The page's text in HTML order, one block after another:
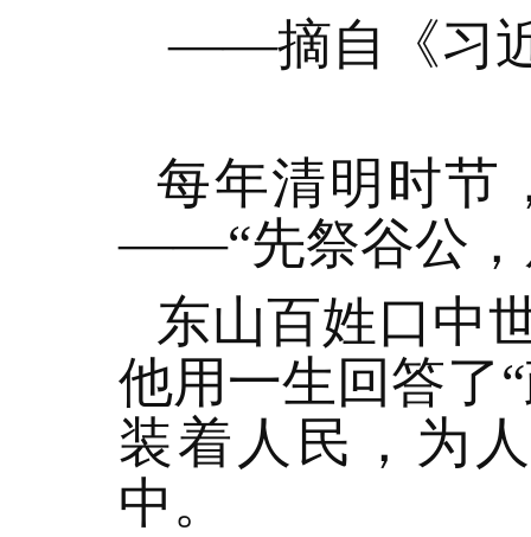
——摘自《习
每年清明时节
——“先祭谷公，
东山百姓口中
他用一生回答
装着人民，为
中。